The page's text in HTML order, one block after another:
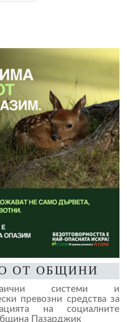
ОТ ОБЩИНИ
системи и
превозни средства за
на социалните
Пазарджик